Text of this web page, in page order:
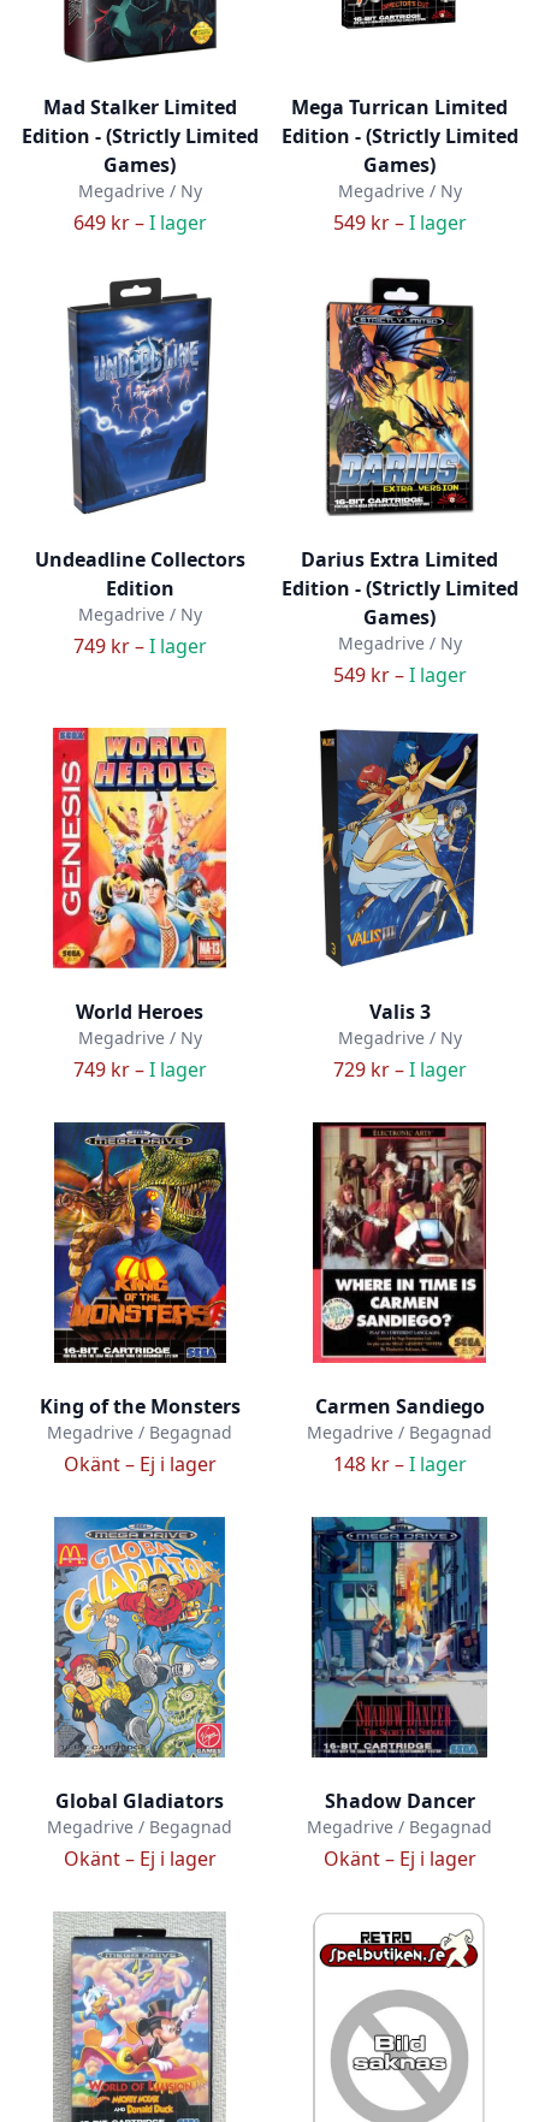
Mad Stalker Limited
Edition - (Strictly Limited
Games)
Megadrive / Ny
649 kr –I lager
Mega Turrican Limited
Edition - (Strictly Limited
Games)
Megadrive / Ny
549 kr –I lager
Undeadline Collectors
Edition
Megadrive / Ny
749 kr –I lager
Darius Extra Limited
Edition - (Strictly Limited
Games)
Megadrive / Ny
549 kr –I lager
World Heroes
Megadrive / Ny
749 kr –I lager
Valis 3
Megadrive / Ny
729 kr –I lager
King of the Monsters
Megadrive / Begagnad
Okänt – Ej i lager
Carmen Sandiego
Megadrive / Begagnad
148 kr –I lager
Global Gladiators
Megadrive / Begagnad
Okänt – Ej i lager
Shadow Dancer
Megadrive / Begagnad
Okänt – Ej i lager